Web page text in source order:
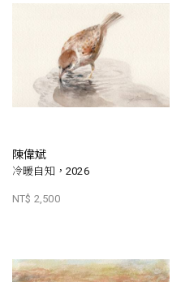
陳偉斌
冷暖自知，2026
NT$ 2,500